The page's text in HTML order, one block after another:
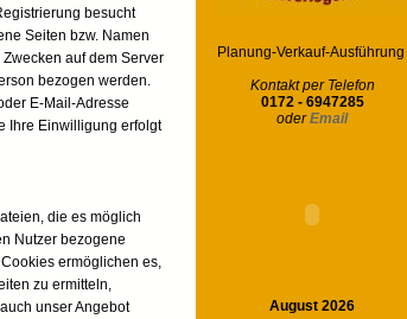
besucht
Seiten bzw. Namen
auf dem Server
bezogen werden.
E-Mail-Adresse
Ihre Einwilligung erfolgt
die es möglich
Nutzer bezogene
ermöglichen es,
zu ermitteln,
unser Angebot
Planung-Verkauf-Ausführung
Kontakt per Telefon
0172 - 6947285
oderEmail
August 2026